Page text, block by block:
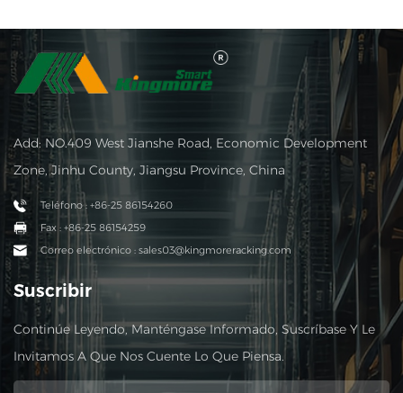
Add: NO.409 West Jianshe Road, Economic Development
Zone, Jinhu County, Jiangsu Province, China
Teléfono : +86-25 86154260
Fax : +86-25 86154259
Correo electrónico : sales03@kingmoreracking.com
Suscribir
Continúe Leyendo, Manténgase Informado, Suscríbase Y Le
Invitamos A Que Nos Cuente Lo Que Piensa.